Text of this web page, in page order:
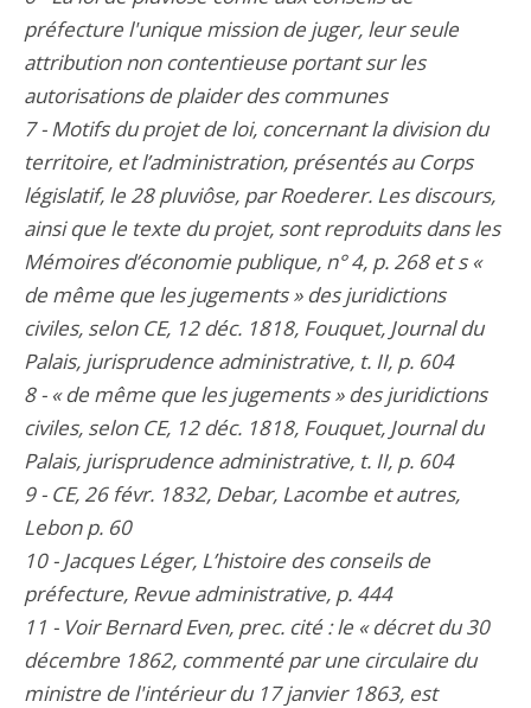
préfecture l'unique mission de juger, leur seule
attribution non contentieuse portant sur les
autorisations de plaider des communes
7 - Motifs du projet de loi, concernant la division du
territoire, et l’administration, présentés au Corps
législatif, le 28 pluviôse, par Roederer. Les discours,
ainsi que le texte du projet, sont reproduits dans les
Mémoires d’économie publique, n° 4, p. 268 et s «
de même que les jugements » des juridictions
civiles, selon CE, 12 déc. 1818, Fouquet, Journal du
Palais, jurisprudence administrative, t. II, p. 604
8 - « de même que les jugements » des juridictions
civiles, selon CE, 12 déc. 1818, Fouquet, Journal du
Palais, jurisprudence administrative, t. II, p. 604
9 - CE, 26 févr. 1832, Debar, Lacombe et autres,
Lebon p. 60
10 - Jacques Léger, L’histoire des conseils de
préfecture, Revue administrative, p. 444
11 - Voir Bernard Even, prec. cité : le « décret du 30
décembre 1862, commenté par une circulaire du
ministre de l'intérieur du 17 janvier 1863, est